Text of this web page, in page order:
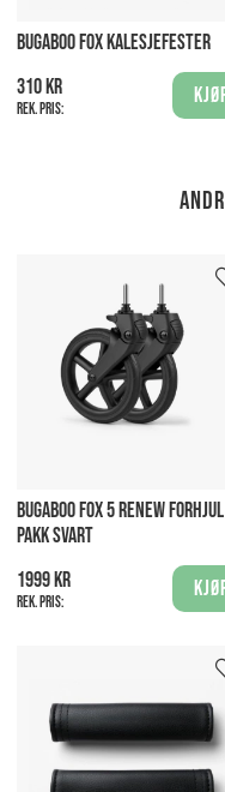
BUGABOO FOX KALESJEFESTER
310 kr
Rek. pris:
BUGABOO FOX 5 RENEW
PAKK SVART
1999 kr
Rek. pris: